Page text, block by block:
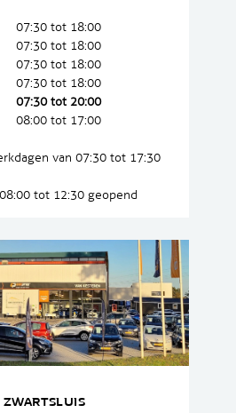
07:30 tot 18:00
07:30 tot 18:00
07:30 tot 18:00
07:30 tot 18:00
07:30 tot 20:00
08:00 tot 17:00
van 07:30 tot 17:30
tot 12:30 geopend
ZWARTSLUIS